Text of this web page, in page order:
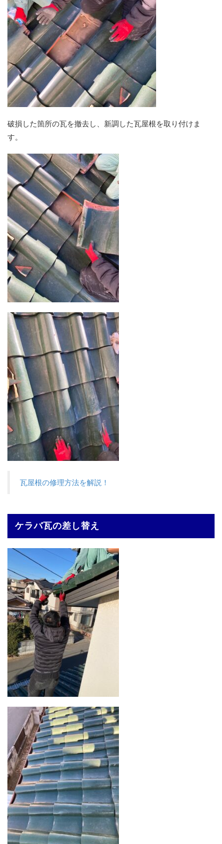
破損した箇所の瓦を撤去し、新調した瓦屋根を取り付けま
す。
瓦屋根の修理方法を解説！
ケラバ瓦の差し替え